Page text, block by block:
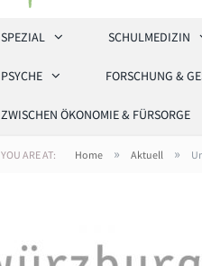
SPEZIAL SCHULMEDIZIN
PSYCHE FORSCHUNG &
ZWISCHEN ÖKONOMIE & FÜRSORGE
YOU ARE AT: Home » Aktuell »